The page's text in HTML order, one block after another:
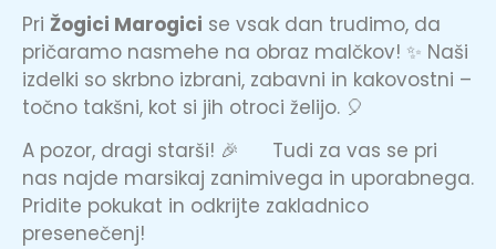
Pri Žogici Marogici se vsak dan trudimo, da
pričaramo nasmehe na obraz malčkov! ✨ Naši
izdelki so skrbno izbrani, zabavni in kakovostni –
točno takšni, kot si jih otroci želijo. 🎈
A pozor, dragi starši! 🎉 Tudi za vas se pri
nas najde marsikaj zanimivega in uporabnega.
Pridite pokukat in odkrijte zakladnico
presenečenj!